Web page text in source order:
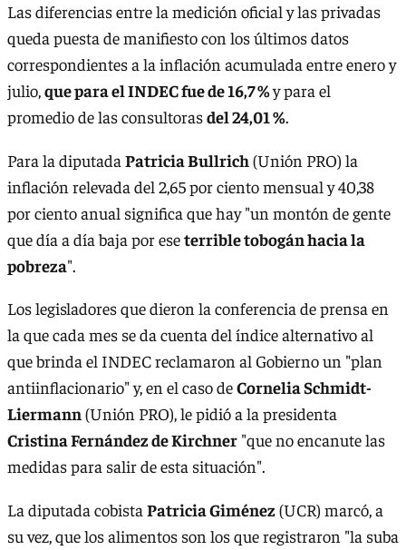
Las diferencias entre la medición oficial y las privadas
queda puesta de manifiesto con los últimos datos
correspondientes a la inflación acumulada entre enero y
julio,que para el INDEC fue de 16,7 %y para el
promedio de las consultorasdel 24,01 %.
Para la diputada Patricia Bullrich (Unión PRO) la
inflación relevada del 2,65 por ciento mensual y 40,38
por ciento anual significa que hay "un montón de gente
que día a día baja por eseterrible tobogán hacia la
pobreza".
Los legisladores que dieron la conferencia de prensa en
la que cada mes se da cuenta del índice alternativo al
que brinda el INDEC reclamaron al Gobierno un "plan
antiinflacionario" y, en el caso deCornelia Schmidt-
Liermann(Unión PRO), le pidió a la presidenta
Cristina Fernández de Kirchner "que no encanute las
medidas para salir de esta situación".
La diputada cobista Patricia Giménez(UCR) marcó, a
su vez, que los alimentos son los que registraron "la suba